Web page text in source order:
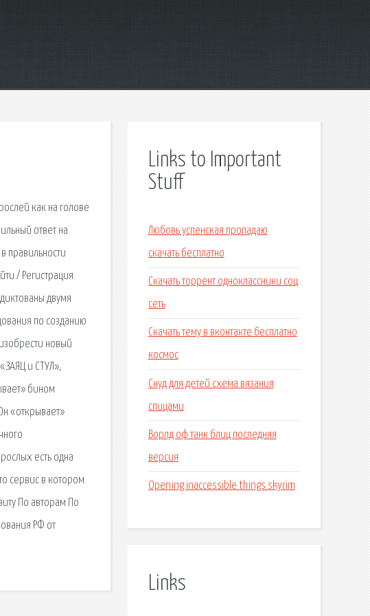
как на голове
ответ на
правильности
/ Регистрация.
двумя
по созданию
новый
и СТУЛ»,
бином
«открывает»
есть одна
сервис в котором
По авторам По
РФ от
Links to Important
Stuff
Любовь успенская пропадаю
скачать бесплатно
Скачать торрент одноклассники соц
сеть
Скачать тему в вконтакте бесплатно
космос
Снуд для детей схема вязания
спицами
Ворлд оф танк блиц последняя
версия
Opening inaccessible things skyrim
Links